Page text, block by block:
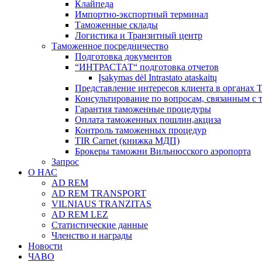
Клайпеда
Импортно-экспортный терминал
Таможенные склады
Логистика и Транзитный центр
Таможенное посредничество
Подготовка документов
“ИНТРАСТАТ“ подготовка отчетов
Įsakymas dėl Intrastato ataskaitų
Представление интересов клиента в органах
Консультирование по вопросам, связанным с
Гарантия таможенные процедуры
Оплата таможенных пошлин,акциза
Контроль таможенных процедур
TIR Carnet (книжка МДП)
Брокеры таможни Вильнюсского аэропорта
Запрос
О НАС
AD REM
AD REM TRANSPORT
VILNIAUS TRANZITAS
AD REM LEZ
Статистические данные
Членство и награды
Новости
ЧАВО